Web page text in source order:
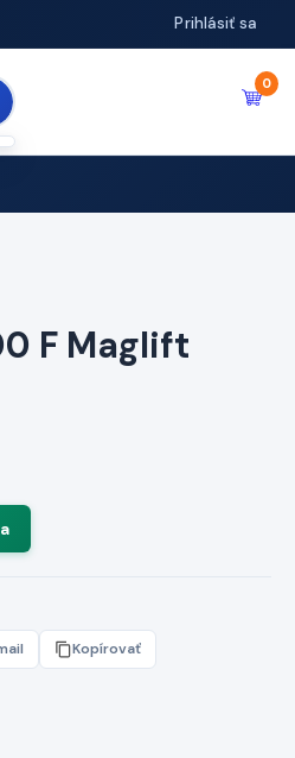
Prihlásiť sa
0
F Maglift
Kopírovať